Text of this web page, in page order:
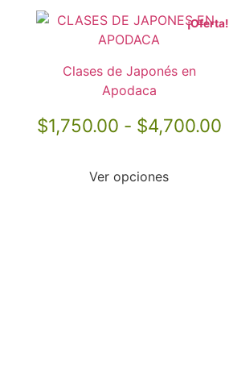
¡Oferta!
Clases de Japonés en
Apodaca
$1,750.00 - $4,700.00
Ver opciones